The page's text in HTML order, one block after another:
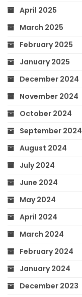
April 2025
March 2025
February 2025
January 2025
December 2024
November 2024
October 2024
September 2024
August 2024
July 2024
June 2024
May 2024
April 2024
March 2024
February 2024
January 2024
December 2023